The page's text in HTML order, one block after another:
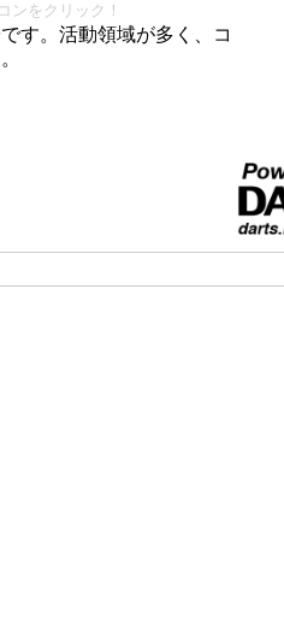
ンをクリック！
す。活動領域が多く、コ